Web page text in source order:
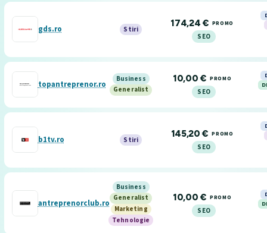
gds.ro Stiri
174,24 € PROMO
SEO
topantreprenor.ro
Business
Generalist
10,00 € PROMO
SEO
b1tv.ro Stiri
145,20 € PROMO
SEO
antreprenorclub.ro
Business
Generalist
Marketing
Tehnologie
10,00 € PROMO
SEO